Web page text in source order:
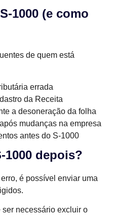
1000 (e como
de quem está
errada
da Receita
a desoneração da folha
mudanças na empresa
antes do S-1000
depois?
é possível enviar uma
ser necessário excluir o